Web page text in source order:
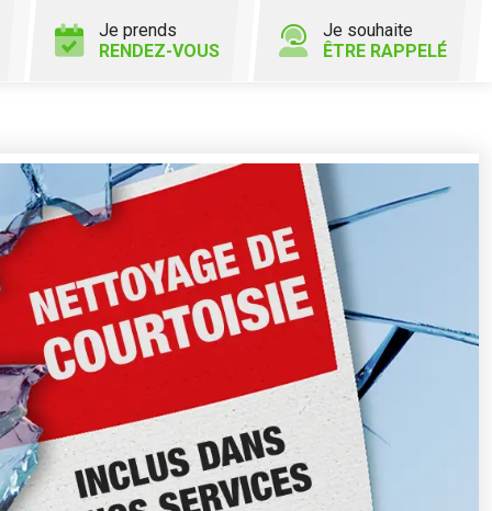
Je prends
RENDEZ-VOUS
Je souhaite
ÊTRE RAPPELÉ